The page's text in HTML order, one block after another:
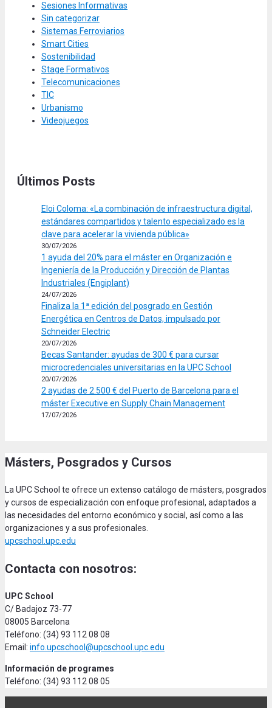
Sesiones Informativas
Sin categorizar
Sistemas Ferroviarios
Smart Cities
Sostenibilidad
Stage Formativos
Telecomunicaciones
TIC
Urbanismo
Videojuegos
Últimos Posts
Eloi Coloma: «La combinación de infraestructura digital,
estándares compartidos y talento especializado es la
clave para acelerar la vivienda pública»
30/07/2026
1 ayuda del 20% para el máster en Organización e
Ingeniería de la Producción y Dirección de Plantas
Industriales (Engiplant)
24/07/2026
Finaliza la 1ª edición del posgrado en Gestión
Energética en Centros de Datos, impulsado por
Schneider Electric
20/07/2026
Becas Santander: ayudas de 300 € para cursar
microcredenciales universitarias en la UPC School
20/07/2026
2 ayudas de 2.500 € del Puerto de Barcelona para el
máster Executive en Supply Chain Management
17/07/2026
Másters, Posgrados y Cursos
La UPC School te ofrece un extenso catálogo de másters, posgrados
y cursos de especialización con enfoque profesional, adaptados a
las necesidades del entorno económico y social, así como a las
organizaciones y a sus profesionales.
upcschool.upc.edu
Contacta con nosotros:
UPC School
C/ Badajoz 73-77
08005 Barcelona
Teléfono: (34) 93 112 08 08
Email: info.upcschool@upcschool.upc.edu
Información de programes
Teléfono: (34) 93 112 08 05